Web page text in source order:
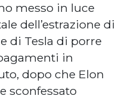
messo in luce
dell’estrazione di
di Tesla di porre
in
dopo che Elon
sconfessato